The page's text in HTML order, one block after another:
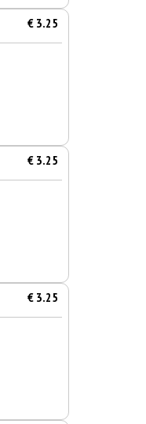
€ 3.25
€ 3.25
€ 3.25